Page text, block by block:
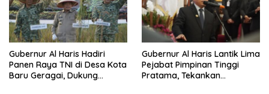
Gubernur Al Haris Hadiri
Panen Raya TNI di Desa Kota
Baru Geragai, Dukung
Gubernur Al Haris Lantik Lima
Pejabat Pimpinan Tinggi
Pratama, Tekankan